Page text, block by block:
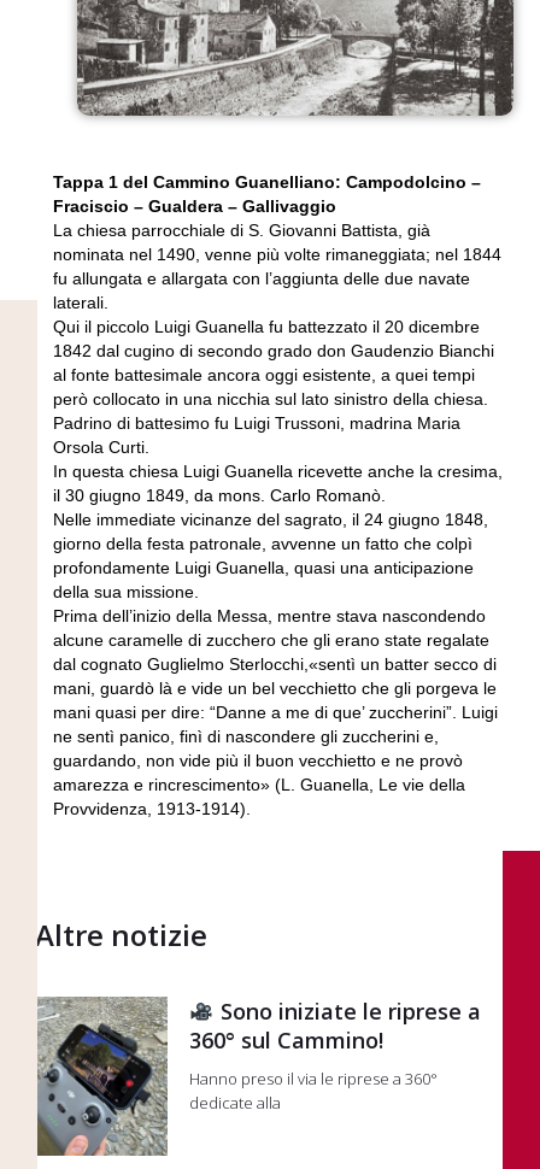
Tappa 1 del Cammino Guanelliano: Campodolcino –
Fraciscio – Gualdera – Gallivaggio
La chiesa parrocchiale di S. Giovanni Battista, già
nominata nel 1490, venne più volte rimaneggiata; nel 1844
fu allungata e allargata con l’aggiunta delle due navate
laterali.
Qui il piccolo Luigi Guanella fu battezzato il 20 dicembre
1842 dal cugino di secondo grado don Gaudenzio Bianchi
al fonte battesimale ancora oggi esistente, a quei tempi
però collocato in una nicchia sul lato sinistro della chiesa.
Padrino di battesimo fu Luigi Trussoni, madrina Maria
Orsola Curti.
In questa chiesa Luigi Guanella ricevette anche la cresima,
il 30 giugno 1849, da mons. Carlo Romanò.
Nelle immediate vicinanze del sagrato, il 24 giugno 1848,
giorno della festa patronale, avvenne un fatto che colpì
profondamente Luigi Guanella, quasi una anticipazione
della sua missione.
Prima dell’inizio della Messa, mentre stava nascondendo
alcune caramelle di zucchero che gli erano state regalate
dal cognato Guglielmo Sterlocchi,«sentì un batter secco di
mani, guardò là e vide un bel vecchietto che gli porgeva le
mani quasi per dire: “Danne a me di que’ zuccherini”. Luigi
ne sentì panico, finì di nascondere gli zuccherini e,
guardando, non vide più il buon vecchietto e ne provò
amarezza e rincrescimento» (L. Guanella, Le vie della
Provvidenza, 1913-1914).
Altre notizie
Sono iniziate le riprese a
360° sul Cammino!
Hanno preso il via le riprese a 360°
dedicate alla